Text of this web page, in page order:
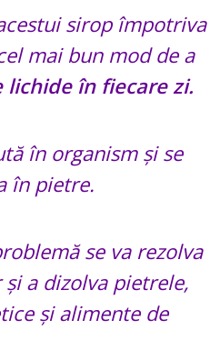
sirop împotriva
mai bun mod de a
în fiecare zi.
în organism și se
în pietre.
se va rezolva
a dizolva pietrele,
și alimente de